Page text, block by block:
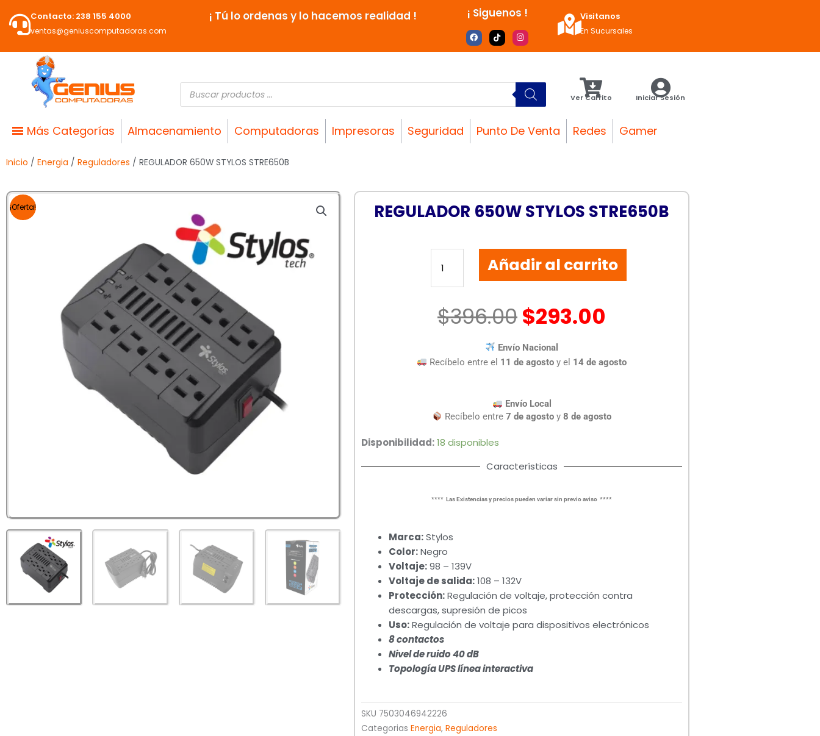
contenido
Contacto: 238 155 4000
ventas@geniuscomputadoras.com
¡ Tú lo ordenas y lo hacemos realidad ! ¡ Siguenos !
F
a
o
T
i
k
I
n
g
a
m
Visitanos
En Sucursales
Búsqueda
de
productos
Ver Carrito Iniciar Sesión
Más Categorías Almacenamiento Computadoras Impresoras Seguridad Punto De Venta Redes Gamer
Inicio / Energia / Reguladores / REGULADOR 650W STYLOS STRE650B
¡Oferta! REGULADOR 650W STYLOS STRE650B
REGULADOR
650W
cantidad
Añadir al carrito
$396.00$293.00
Envío Nacional
Recíbelo entre el 11 de agosto y el 14 de agosto
Envío Local
Recíbelo entre7 de agosto y8 de agosto
Disponibilidad:18 disponibles
Características
**** Las Existencias y precios pueden variar sin previo aviso ****
Marca:Stylos
Color:Negro
Voltaje:98 – 139V
Voltaje de salida:108 – 132V
Protección:Regulación de voltaje, protección contra
descargas, supresión de picos
Uso:Regulación de voltaje para dispositivos electrónicos
8 contactos
Nivel de ruido 40 dB
Topología UPS línea interactiva
SKU 7503046942226
Categorias Energia, Reguladores